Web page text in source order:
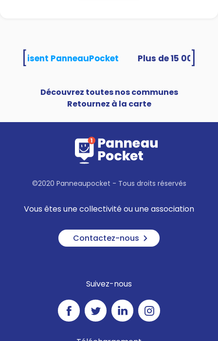
utilisent PanneauPocket
Découvrez toutes nos communes
Retournez à la carte
©2020 Panneaupocket - Tous droits réservés
Vous êtes une collectivité ou une association
Contactez-nous
Suivez-nous